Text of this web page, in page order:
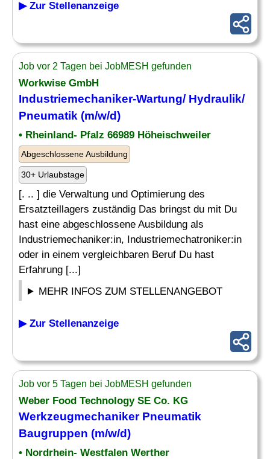
▶ Zur Stellenanzeige
Job vor 2 Tagen bei JobMESH gefunden
Workwise GmbH
Industriemechaniker-Wartung/ Hydraulik/
Pneumatik (m/w/d)
• Rheinland- Pfalz 66989 Höheischweiler
Abgeschlossene Ausbildung
30+ Urlaubstage
[. .. ] die Verwaltung und Optimierung des
Ersatzteillagers zuständig Das bringst du mit Du
hast eine abgeschlossene Ausbildung als
Industriemechaniker:in, Industriemechatroniker:in
oder in einem vergleichbaren Beruf Du hast
Erfahrung [...]
MEHR INFOS ZUM STELLENANGEBOT
▶ Zur Stellenanzeige
Job vor 5 Tagen bei JobMESH gefunden
Weber Food Technology SE Co. KG
Werkzeugmechaniker Pneumatik
Baugruppen (m/w/d)
• Nordrhein- Westfalen Werther